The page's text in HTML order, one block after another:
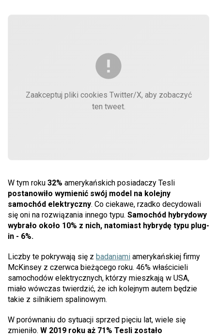
Zaakceptuj pliki cookies Twitter/X, aby zobaczyć
ten tweet.
W tym roku 32% amerykańskich posiadaczy Tesli
postanowiło wymienić swój model na kolejny
samochód elektryczny. Co ciekawe, rzadko decydowali
się oni na rozwiązania innego typu. Samochód hybrydowy
wybrało około 10% z nich, natomiast hybrydę typu plug-
in - 6%.
Liczby te pokrywają się z badaniami amerykańskiej firmy
McKinsey z czerwca bieżącego roku. 46% właścicieli
samochodów elektrycznych, którzy mieszkają w USA,
miało wówczas twierdzić, że ich kolejnym autem będzie
takie z silnikiem spalinowym.
W porównaniu do sytuacji sprzed pięciu lat, wiele się
zmieniło. W 2019 roku aż 71% Tesli zostało